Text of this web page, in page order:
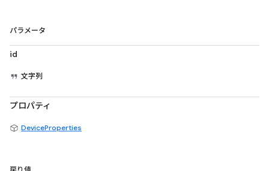
パラメータ
id
文字列
プロパティ
DeviceProperties